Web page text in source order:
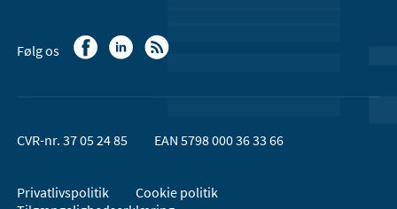
Følg os
CVR-nr. 37 05 24 85 EAN 5798 000 36 33 66
Privatlivspolitik
Cookie politik